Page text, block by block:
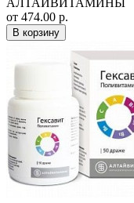
от 474.00 р.
В корзину